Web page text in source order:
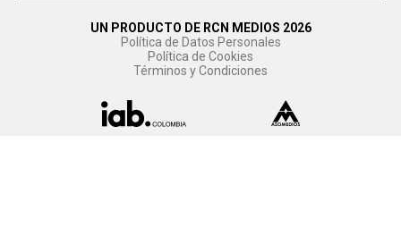
UN PRODUCTO DE RCN MEDIOS 2026
Política de Datos Personales
Política de Cookies
Términos y Condiciones